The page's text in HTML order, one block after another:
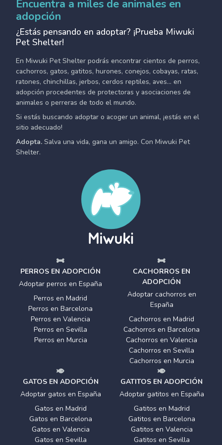
Encuentra a miles de animales en
adopción
¿Estás pensando en adoptar? ¡Prueba Miwuki
Pet Shelter!
En Miwuki Pet Shelter podrás encontrar cientos de perros,
cachorros, gatos, gatitos, hurones, conejos, cobayas, ratas,
ratones, chinchillas, jerbos, cerdos reptiles, aves... en
adopción procedentes de protectoras y asociaciones de
animales o perreras de todo el mundo.
Si estás buscando adoptar o acoger un animal, ¡estás en el
sitio adecuado!
Adopta. Salva una vida, gana un amigo. Con Miwuki Pet
Shelter.
PERROS EN ADOPCIÓN
Adoptar perros en España
Perros en Madrid
Perros en Barcelona
Perros en Valencia
Perros en Sevilla
Perros en Murcia
CACHORROS EN
ADOPCIÓN
Adoptar cachorros en
España
Cachorros en Madrid
Cachorros en Barcelona
Cachorros en Valencia
Cachorros en Sevilla
Cachorros en Murcia
GATOS EN ADOPCIÓN
Adoptar gatos en España
Gatos en Madrid
Gatos en Barcelona
Gatos en Valencia
Gatos en Sevilla
GATITOS EN ADOPCIÓN
Adoptar gatitos en España
Gatitos en Madrid
Gatitos en Barcelona
Gatitos en Valencia
Gatitos en Sevilla